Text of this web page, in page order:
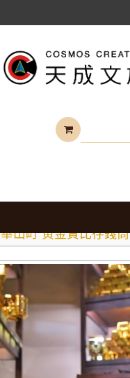
山町 黃金寶比存錢筒